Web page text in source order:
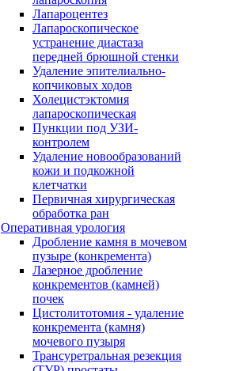
Лапароцентез
Лапароскопическое
устранение диастаза
передней брюшной стенки
Удаление эпителиально-
копчиковых ходов
Холецистэктомия
лапароскопическая
Пункции под УЗИ-
контролем
Удаление новообразований
кожи и подкожной
клетчатки
Первичная хирургическая
обработка ран
Оперативная урология
Дробление камня в мочевом
пузыре (конкремента)
Лазерное дробление
конкрементов (камней)
почек
Цистолитотомия - удаление
конкремента (камня)
мочевого пузыря
Трансуретральная резекция